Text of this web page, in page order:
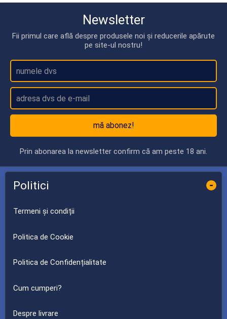
Newsletter
Fii primul care află despre produsele noi și reducerile apărute
pe site-ul nostru!
mă abonez!
Prin abonarea la newsletter confirm că am peste 18 ani.
Politici -
Termeni și condiții
Politica de Cookie
Politica de Confidențialitate
Cum cumperi?
Despre livrare